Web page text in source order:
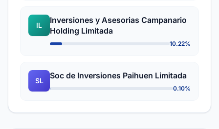
IL
Inversiones y Asesorias Campanario
Holding Limitada
10.22%
SL
Soc de Inversiones Paihuen Limitada
0.10%